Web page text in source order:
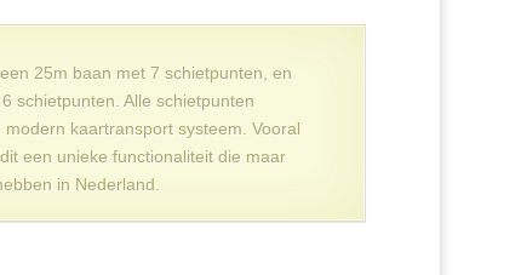
25m baan met 7 schietpunten, en
schietpunten. Alle schietpunten
kaartransport systeem. Vooral
een unieke functionaliteit die maar
in Nederland.